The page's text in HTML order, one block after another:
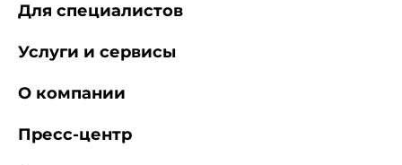
Для специалистов
Услуги и сервисы
О компании
Пресс-центр